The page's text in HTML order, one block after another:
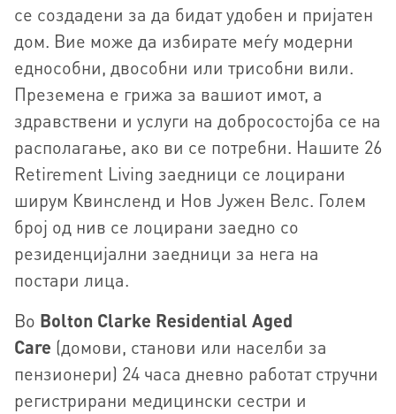
се создадени за да бидат удобен и пријатен
дом. Вие може да избирате меѓу модерни
еднособни, двособни или трисобни вили.
Преземена е грижа за вашиот имот, а
здравствени и услуги на добросостојба се на
располагање, ако ви се потребни. Нашите 26
Retirement Living заедници се лоцирани
ширум Квинсленд и Нов Јужен Велс. Голем
број од нив се лоцирани заедно со
резиденцијални заедници за нега на
постари лица.
Во Bolton Clarke Residential Aged
Care (домови, станови или населби за
пензионери) 24 часа дневно работат стручни
регистрирани медицински сестри и